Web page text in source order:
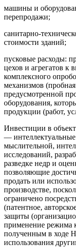
машины и
перепродажи;
санитарно-
стоимости зданий;
пусковые расходы:
цехов и агрегатов к
комплексного
механизмов
предусмотренной
оборудования,
продукции (работ,
Инвестиции в
—
мыслительной,
исследований,
разведке недр и
позволяющие
продать или
производстве,
ограничено
(патентное,
защиты
применение режима
полученным в ходе
использования